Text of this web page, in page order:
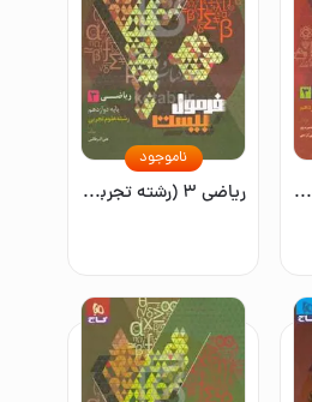
فرمول بیست/فیزیک ۳ تجربی/پایه دوازدهم ریاضی ۳ (رشته تجربی)رشته علوم تجربی
ناموجود